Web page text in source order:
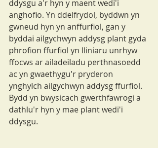
ddysgu a'r hyn y maent wedi'i
anghofio. Yn ddelfrydol, byddwn yn
gwneud hyn yn anffurfiol, gan y
byddai ailgychwyn addysg plant gyda
phrofion ffurfiol yn lliniaru unrhyw
ffocws ar ailadeiladu perthnasoedd
ac yn gwaethygu'r pryderon
ynghylch ailgychwyn addysg ffurfiol.
Bydd yn bwysicach gwerthfawrogi a
dathlu'r hyn y mae plant wedi'i
ddysgu.